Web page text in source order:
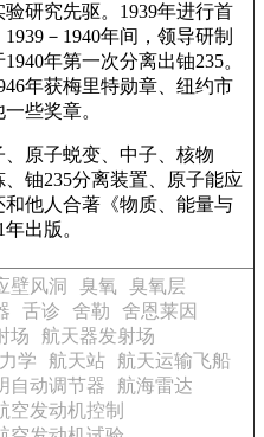
研究先驱。1939年进行首
－1940年间，领导研制
年第一次分离出铀235。
年获梅里特勋章、纽约市
些奖章。
原子蜕变、中子、核物
铀235分离装置、原子能应
和他人合著《物质、能量与
出版。
壁风洞 臭氧
臭氧层
舌诊 舍勒
舍恩莱因
场
航天器发射场
学
航天站 航天运输飞船
自动调节器
航海雷达
空发动机控制